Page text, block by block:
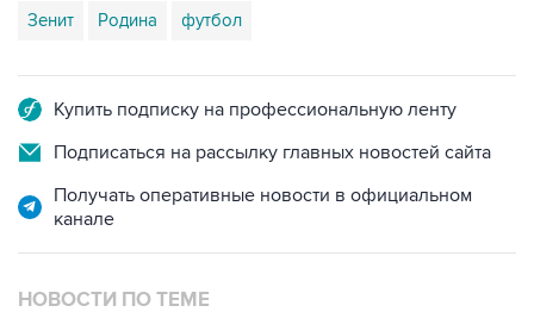
Зенит Родина футбол
Купить подписку на профессиональную ленту
Подписаться на рассылку главных новостей сайта
Получать оперативные новости в официальном
канале
НОВОСТИ ПО ТЕМЕ